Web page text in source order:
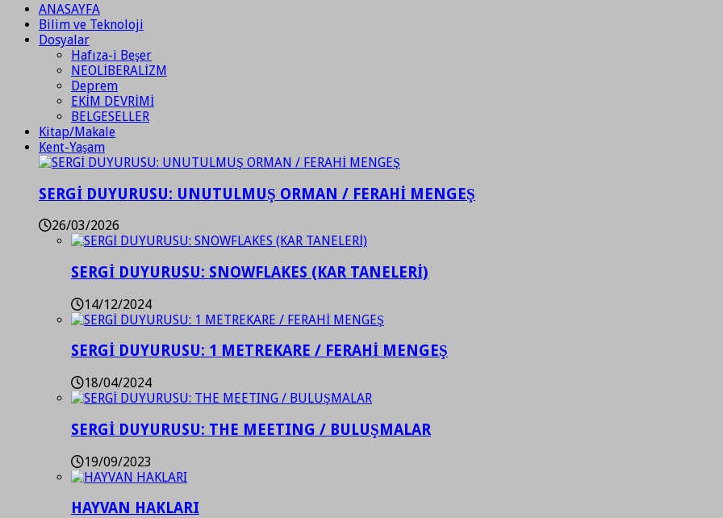
ANASAYFA
Bilim ve Teknoloji
Dosyalar
Hafıza-i Beşer
NEOLİBERALİZM
Deprem
EKİM DEVRİMİ
BELGESELLER
Kitap/Makale
Kent-Yaşam
SERGİ DUYURUSU: UNUTULMUŞ ORMAN / FERAHİ MENGEŞ
26/03/2026
SERGİ DUYURUSU: SNOWFLAKES (KAR TANELERİ)
14/12/2024
SERGİ DUYURUSU: 1 METREKARE / FERAHİ MENGEŞ
18/04/2024
SERGİ DUYURUSU: THE MEETING / BULUŞMALAR
19/09/2023
HAYVAN HAKLARI